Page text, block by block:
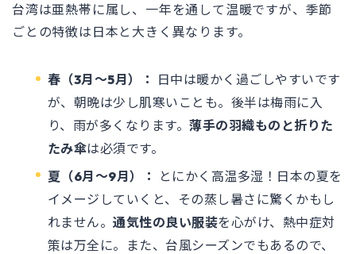
台湾は亜熱帯に属し、一年を通して温暖ですが、季節
ごとの特徴は日本と大きく異なります。
春（3月〜5月）：
日中は暖かく過ごしやすいです
が、朝晩は少し肌寒いことも。後半は梅雨に入
り、雨が多くなります。薄手の羽織ものと折りた
たみ傘は必須です。
夏（6月〜9月）：
とにかく高温多湿！日本の夏を
イメージしていくと、その蒸し暑さに驚くかもし
れません。通気性の良い服装を心がけ、熱中症対
策は万全に。また、台風シーズンでもあるので、